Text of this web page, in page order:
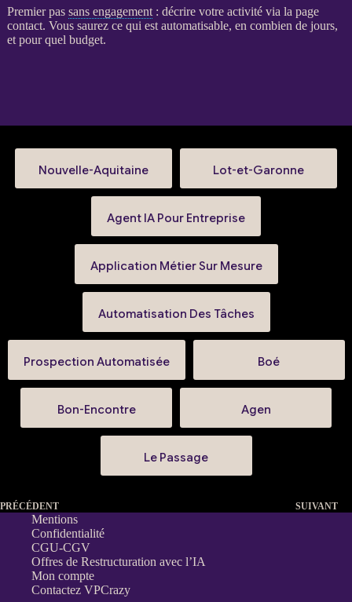
Premier pas sans engagement: décrire votre activité via la page
contact. Vous saurez ce qui est automatisable, en combien de jours,
et pour quel budget.
Nouvelle-Aquitaine Lot-et-Garonne
Agent IA Pour Entreprise
Application Métier Sur Mesure
Automatisation Des Tâches
Prospection Automatisée Boé
Bon-Encontre Agen
Le Passage
PRÉCÉDENT SUIVANT
Mentions
Confidentialité
CGU-CGV
Offres de Restructuration avec l’IA
Mon compte
Contactez VPCrazy